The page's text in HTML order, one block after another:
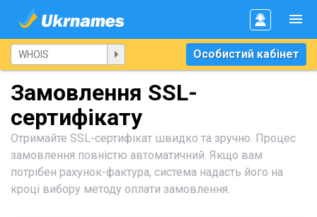
Особистий кабінет
Замовлення SSL-
сертифікату
Отримайте SSL-сертифікат швидко та зручно. Процес
замовлення повністю автоматичний. Якщо вам
потрібен рахунок-фактура, система надасть його на
кроці вибору методу оплати замовлення.